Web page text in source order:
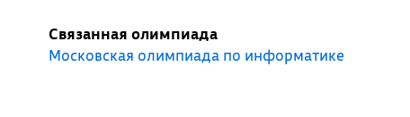
Связанная олимпиада
Московская олимпиада по информатике